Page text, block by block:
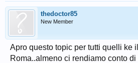
thedoctor85
New Member
Apro questo topic per tutti quelli ke
Roma..almeno ci rendiamo conto